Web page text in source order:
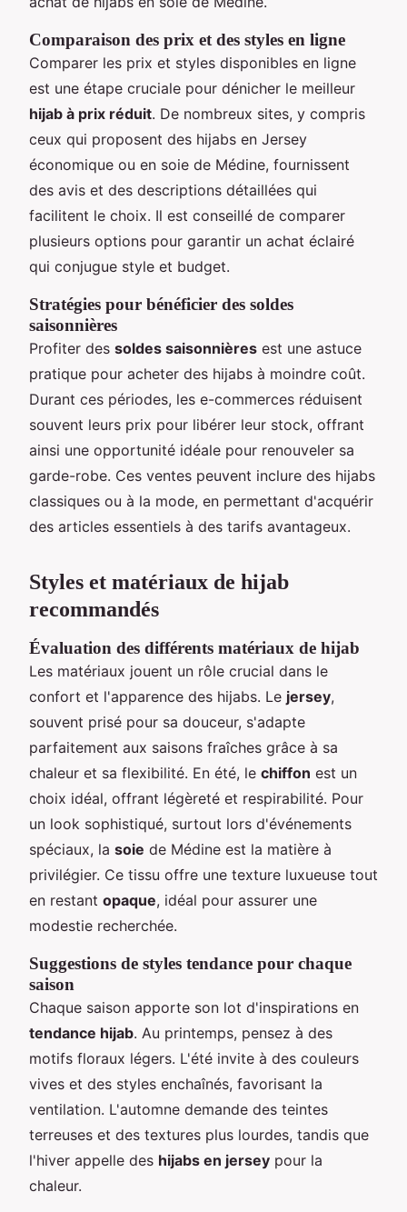
Comparaison des prix et des styles en ligne
Comparer les prix et styles disponibles en ligne
est une étape cruciale pour dénicher le meilleur
hijab à prix réduit. De nombreux sites, y compris
ceux qui proposent des hijabs en Jersey
économique ou en soie de Médine, fournissent
des avis et des descriptions détaillées qui
facilitent le choix. Il est conseillé de comparer
plusieurs options pour garantir un achat éclairé
qui conjugue style et budget.
Stratégies pour bénéficier des soldes
saisonnières
Profiter des soldes saisonnières est une astuce
pratique pour acheter des hijabs à moindre coût.
Durant ces périodes, les e-commerces réduisent
souvent leurs prix pour libérer leur stock, offrant
ainsi une opportunité idéale pour renouveler sa
garde-robe. Ces ventes peuvent inclure des hijabs
classiques ou à la mode, en permettant d'acquérir
des articles essentiels à des tarifs avantageux.
Styles et matériaux de hijab
recommandés
Évaluation des différents matériaux de hijab
Les matériaux jouent un rôle crucial dans le
confort et l'apparence des hijabs. Le jersey,
souvent prisé pour sa douceur, s'adapte
parfaitement aux saisons fraîches grâce à sa
chaleur et sa flexibilité. En été, le chiffon est un
choix idéal, offrant légèreté et respirabilité. Pour
un look sophistiqué, surtout lors d'événements
spéciaux, la soie de Médine est la matière à
privilégier. Ce tissu offre une texture luxueuse tout
en restant opaque, idéal pour assurer une
modestie recherchée.
Suggestions de styles tendance pour chaque
saison
Chaque saison apporte son lot d'inspirations en
tendance hijab. Au printemps, pensez à des
motifs floraux légers. L'été invite à des couleurs
vives et des styles enchaînés, favorisant la
ventilation. L'automne demande des teintes
terreuses et des textures plus lourdes, tandis que
l'hiver appelle des hijabs en jersey pour la
chaleur.